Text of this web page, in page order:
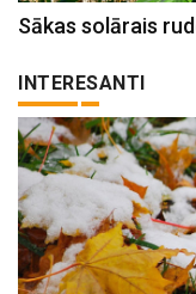
Sākas solārais
INTERESANTI